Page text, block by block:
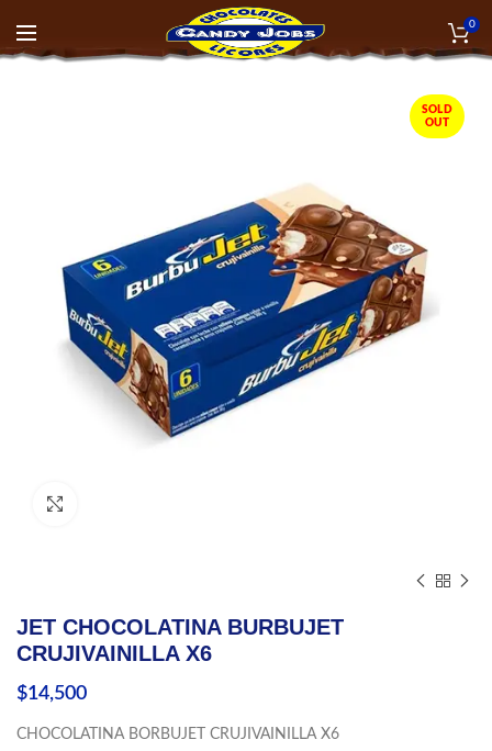
0
SOLD
OUT
JET CHOCOLATINA BURBUJET
CRUJIVAINILLA X6
$14,500
CHOCOLATINA BORBUJET CRUJIVAINILLA X6